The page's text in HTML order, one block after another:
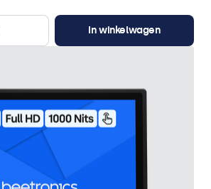
In winkelwagen